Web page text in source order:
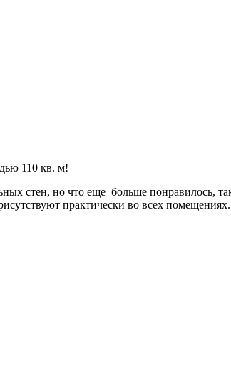
110 кв. м!
стен, но что еще больше понравилось,
практически во всех